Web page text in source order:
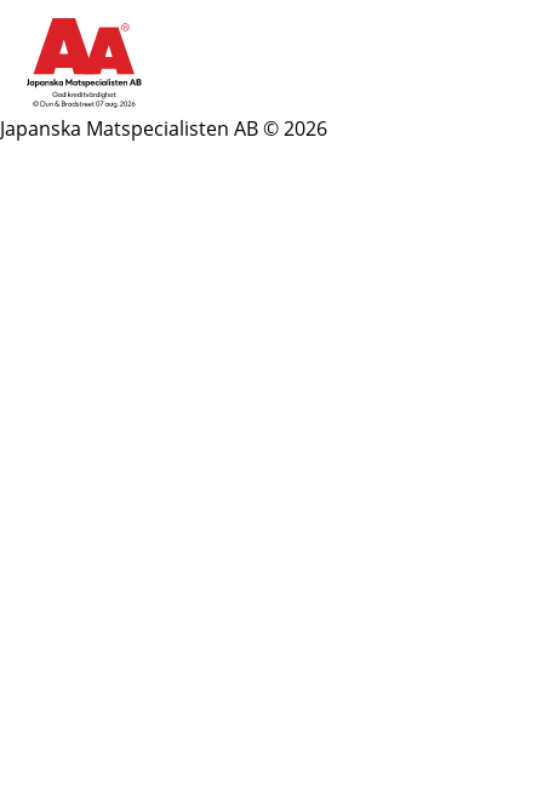
Japanska Matspecialisten AB © 2026